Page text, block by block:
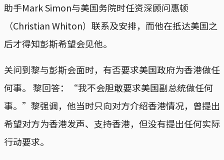
助手Mark Simon与美国务院时任资深顾问惠顿
（Christian Whiton）联系及安排，而他在抵达美国之
后才得知彭斯希望会见他。
关问到黎与彭斯会面时，有否要求美国政府为香港做任
何事。 黎回答：“我不会胆敢要求美国副总统做任何
事。”黎强调，他当时只向对方介绍香港情况，曾提出
希望对方为香港发声、支持香港，但没有提出任何实际
行动要求。